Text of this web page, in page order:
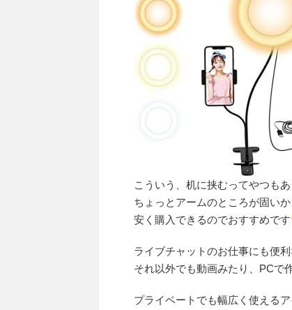
こういう、机に挟むってやつもあ
ちょっとアームのところが固い
安く購入できるのでおすすめです
ライブチャットのお仕事にも便
それ以外でも動画みたり、PCで
プライベートでも幅広く使える